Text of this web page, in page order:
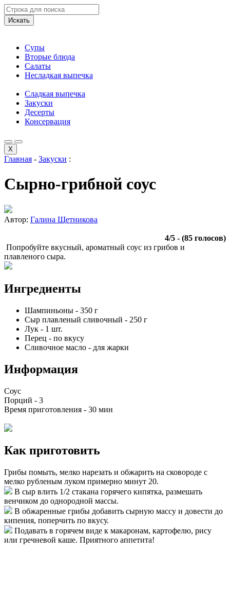
Искать
Супы
Вторые блюда
Салаты
Несладкая выпечка
Сладкая выпечка
Закуски
Десерты
Консервация
X
Главная - Закуски :
Сырно-грибной соус
Автор: Галина Щетникова
4/5 - (85 голосов)
Попробуйте вкусный, ароматный соус из грибов и
плавленого сыра.
Ингредиенты
Шампиньоны - 350 г
Сыр плавленый сливочный - 250 г
Лук - 1 шт.
Перец - по вкусу
Сливочное масло - для жарки
Информация
Соус
Порций - 3
Время приготовления - 30 мин
Как приготовить
Грибы помыть, мелко нарезать и обжарить на сковороде с
мелко рубленым луком примерно минут 20.
В сыр влить 1/2 стакана горячего кипятка, размешать
венчиком до однородной массы.
В обжаренные грибы добавить сырную массу и довести до
кипения, поперчить по вкусу.
Подавать в горячем виде к макаронам, картофелю, рису
или гречневой каше. Приятного аппетита!